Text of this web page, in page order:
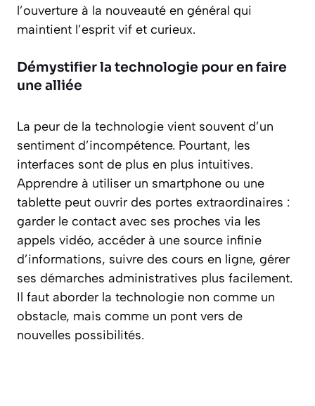
l’ouverture à la nouveauté en général qui
maintient l’esprit vif et curieux.
Démystifier la technologie pour en faire
une alliée
La peur de la technologie vient souvent d’un
sentiment d’incompétence. Pourtant, les
interfaces sont de plus en plus intuitives.
Apprendre à utiliser un smartphone ou une
tablette peut ouvrir des portes extraordinaires :
garder le contact avec ses proches via les
appels vidéo, accéder à une source infinie
d’informations, suivre des cours en ligne, gérer
ses démarches administratives plus facilement.
Il faut aborder la technologie non comme un
obstacle, mais comme un pont vers de
nouvelles possibilités.